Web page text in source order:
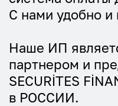
С нами удобно и
Наше ИП
партнером и
SECURİTES
в РОССИИ.